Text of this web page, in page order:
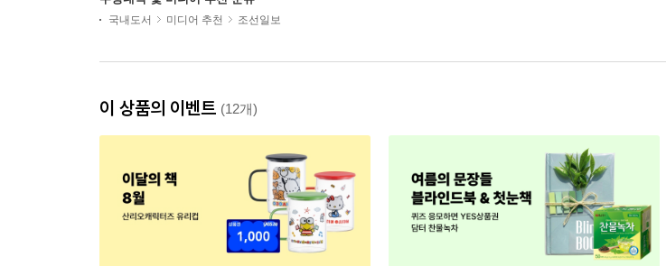
국내도서 미디어 추천 조선일보
이 상품의 이벤트 (12개)